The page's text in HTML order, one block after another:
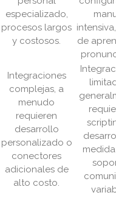
especializado,
procesos largos
y costosos.
de
Integraciones
complejas, a
menudo
requieren
desarrollo
personalizado o
conectores
adicionales de
alto costo.